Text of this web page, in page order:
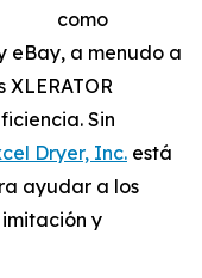
como
eBay, a menudo a
Sin
Dryer, Inc. está
ayudar a los
y